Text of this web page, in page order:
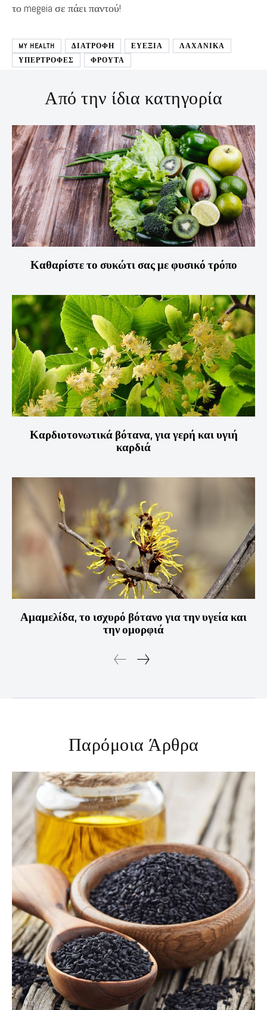
το megeia σε πάει παντού!
MY HEALTH ΔΙΑΤΡΟΦΉ ΕΥΕΞΙΑ
ΛΑΧΑΝΙΚΑ
ΥΠΕΡΤΡΟΦΕΣ
ΦΡΟΥΤΑ
Από την ίδια κατηγορία
Καθαρίστε το συκώτι σας με φυσικό τρόπο
Καρδιοτονωτικά βότανα, για γερή και υγιή
καρδιά
Αμαμελίδα, το ισχυρό βότανο για την υγεία και
την ομορφιά
Παρόμοια Άρθρα